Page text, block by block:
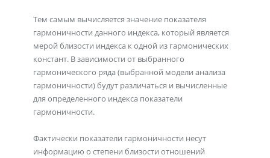
Тем самым вычисляется значение показателя
гармоничности данного индекса, который является
мерой близости индекса к одной из гармонических
констант. В зависимости от выбранного
гармонического ряда (выбранной модели анализа
гармоничности) будут различаться и вычисленные
для определенного индекса показатели
гармоничности.
Фактически показатели гармоничности несут
информацию о степени близости отношений